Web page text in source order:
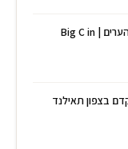
ביג סי תאילנד - מרכזי קניות בכל הערים | Big C in